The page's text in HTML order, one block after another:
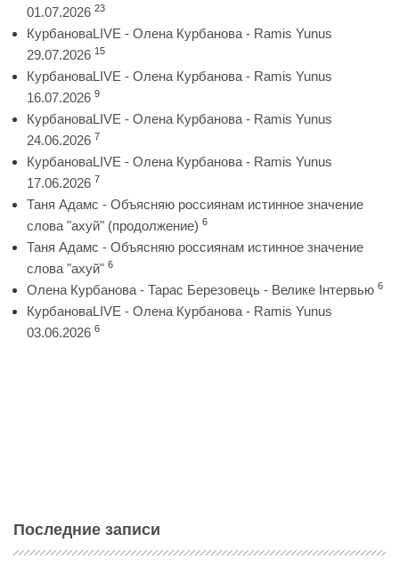
01.07.2026 23
КурбановаLIVE - Олена Курбанова - Ramis Yunus
29.07.2026 15
КурбановаLIVE - Олена Курбанова - Ramis Yunus
16.07.2026 9
КурбановаLIVE - Олена Курбанова - Ramis Yunus
24.06.2026 7
КурбановаLIVE - Олена Курбанова - Ramis Yunus
17.06.2026 7
Таня Адамс - Объясняю россиянам истинное значение
слова "ахуй" (продолжение) 6
Таня Адамс - Объясняю россиянам истинное значение
слова "ахуй" 6
Олена Курбанова - Тарас Березовець - Велике Інтервью 6
КурбановаLIVE - Олена Курбанова - Ramis Yunus
03.06.2026 6
Последние записи